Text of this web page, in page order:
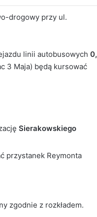
drogowy przy ul.
linii autobusowych 0,
3 Maja) będą kursować
Sierakowskiego
przystanek Reymonta
zgodnie z rozkładem.